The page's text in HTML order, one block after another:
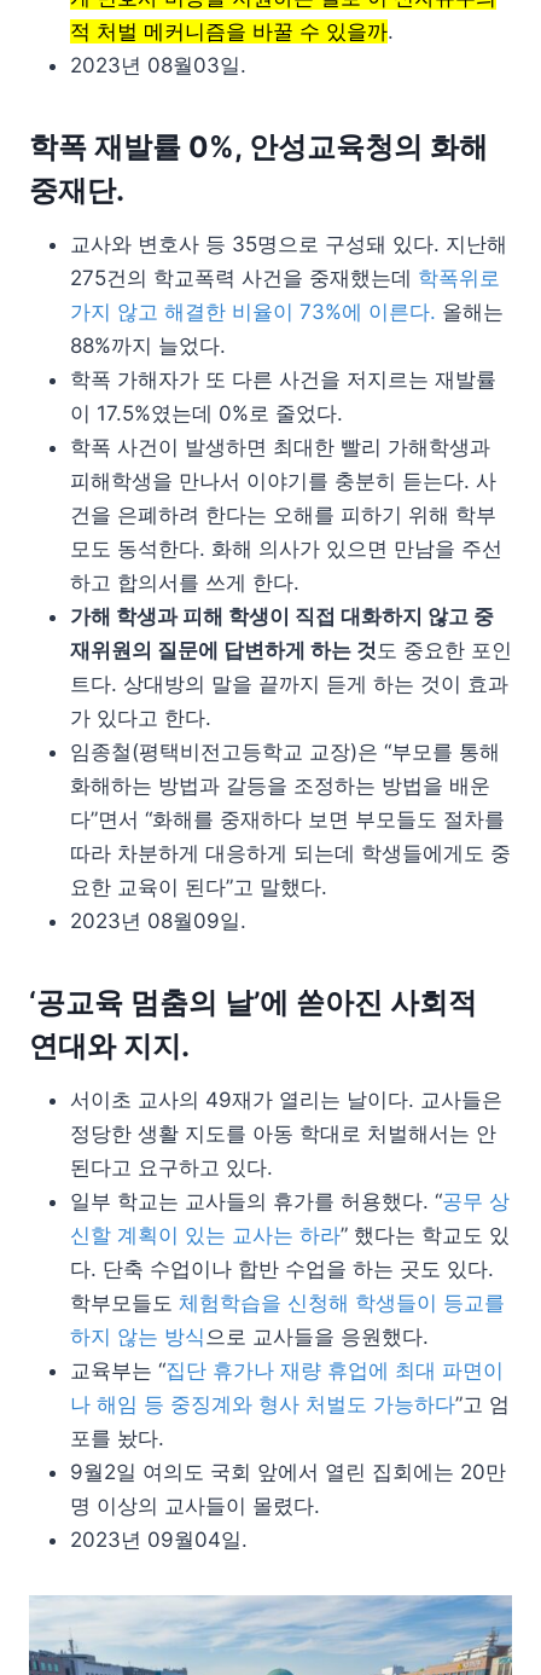
적 처벌 메커니즘을 바꿀 수 있을까.
2023년 08월03일.
학폭 재발률 0%, 안성교육청의 화해
중재단.
교사와 변호사 등 35명으로 구성돼 있다. 지난해
275건의 학교폭력 사건을 중재했는데 학폭위로
가지 않고 해결한 비율이 73%에 이른다. 올해는
88%까지 늘었다.
학폭 가해자가 또 다른 사건을 저지르는 재발률
이 17.5%였는데 0%로 줄었다.
학폭 사건이 발생하면 최대한 빨리 가해학생과
피해학생을 만나서 이야기를 충분히 듣는다. 사
건을 은폐하려 한다는 오해를 피하기 위해 학부
모도 동석한다. 화해 의사가 있으면 만남을 주선
하고 합의서를 쓰게 한다.
가해 학생과 피해 학생이 직접 대화하지 않고 중
재위원의 질문에 답변하게 하는 것도 중요한 포인
트다. 상대방의 말을 끝까지 듣게 하는 것이 효과
가 있다고 한다.
임종철(평택비전고등학교 교장)은 “부모를 통해
화해하는 방법과 갈등을 조정하는 방법을 배운
다”면서 “화해를 중재하다 보면 부모들도 절차를
따라 차분하게 대응하게 되는데 학생들에게도 중
요한 교육이 된다”고 말했다.
2023년 08월09일.
‘공교육 멈춤의 날’에 쏟아진 사회적
연대와 지지.
서이초 교사의 49재가 열리는 날이다. 교사들은
정당한 생활 지도를 아동 학대로 처벌해서는 안
된다고 요구하고 있다.
일부 학교는 교사들의 휴가를 허용했다. “공무 상
신할 계획이 있는 교사는 하라” 했다는 학교도 있
다. 단축 수업이나 합반 수업을 하는 곳도 있다.
학부모들도 체험학습을 신청해 학생들이 등교를
하지 않는 방식으로 교사들을 응원했다.
교육부는 “집단 휴가나 재량 휴업에 최대 파면이
나 해임 등 중징계와 형사 처벌도 가능하다”고 엄
포를 놨다.
9월2일 여의도 국회 앞에서 열린 집회에는 20만
명 이상의 교사들이 몰렸다.
2023년 09월04일.